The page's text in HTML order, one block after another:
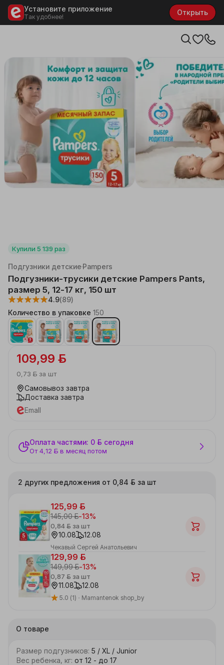
Установите приложение
Так удобнее!
Открыть
Купили 5 139 раз
Каталог
Детские товары
Косметика и гигиена
Подгузники детские Pampers
Подгузники-трусики детские Pampers Pants,
размер 5, 12-17 кг, 150 шт
4.9(89)
Количество в упаковке 150
109,99 ƃ
0,73 ƃ за шт
Самовывоз завтра
Доставка завтра
Emall
Оплата частями: 0 ƃ сегодня
От 4,12 ƃ в месяц потом
2 других предложения от 0,84 ƃ за шт
145,00 ƃ-13%
125,99 ƃ
0,84 ƃ за шт
10.08 12.08
Чекавый Сергей Анатольевич
149,99 ƃ-13%
129,99 ƃ
0,87 ƃ за шт
11.08 12.08
5.0 (1) Mamantenok shop_by
О товаре
Размер подгузников: 5 / XL / Junior
Вес ребенка, кг: от 12 - до 17